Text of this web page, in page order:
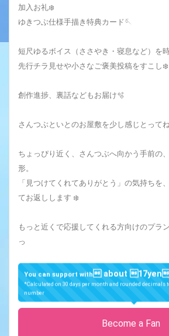
加入お礼❄️
ゆきつぶ仕様手描き特典カード🪡
短尺ゆるボイス（ささやき・寝息など）を
先行チラ見せや小さなご褒美投稿をすこし❄️
創作進捗、裏話などもお届け🫧
さんつぶといとのお屋敷を少し感じとって
ちょっぴり近く、さんつぶへ向かう手前の
形。
「見つけてくれてありがとう」の気持ちを
てお返しします ❄️
もっと近くで応援してくれる方向けのプラ
っ
You can support with about
*Calculated on 30 days per month and rounded decimals
number
Become a Fan